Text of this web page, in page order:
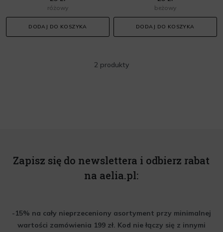
różowy
DODAJ DO KOSZYKA
beżowy
DODAJ DO KOSZYKA
2 produkty
Zapisz się do newslettera i odbierz rabat
na aelia.pl:
-15% na cały nieprzeceniony asortyment przy minimalnej
wartości zamówienia 199 zł. Kod nie łączy się z innymi